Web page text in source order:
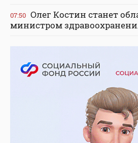
07:50 Олег Костин станет
министром